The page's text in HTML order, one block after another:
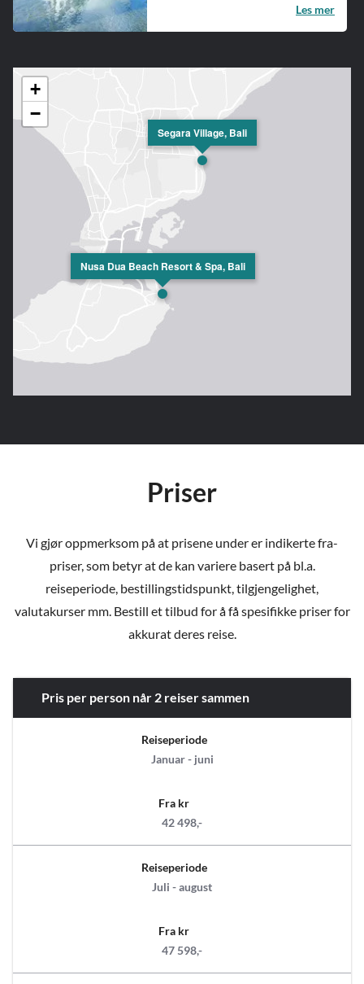
Les mer
Segara Village, Bali
Nusa Dua Beach Resort & Spa, Bali
+
−
Priser
Vi gjør oppmerksom på at prisene under er indikerte fra-
priser, som betyr at de kan variere basert på bl.a.
reiseperiode, bestillingstidspunkt, tilgjengelighet,
valutakurser mm. Bestill et tilbud for å få spesifikke priser for
akkurat deres reise.
Pris per person når 2 reiser sammen
Reiseperiode
Januar - juni
Fra kr
42 498,-
Reiseperiode
Juli - august
Fra kr
47 598,-